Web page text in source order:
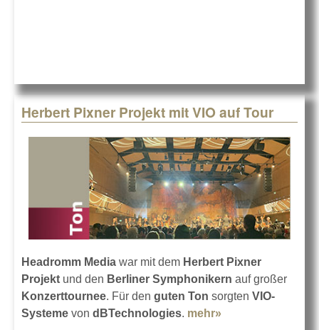
Herbert Pixner Projekt mit VIO auf Tour
Headromm Media war mit dem Herbert Pixner
Projekt und den Berliner Symphonikern auf großer
Konzerttournee. Für den guten Ton sorgten VIO-
Systeme von dBTechnologies. mehr»